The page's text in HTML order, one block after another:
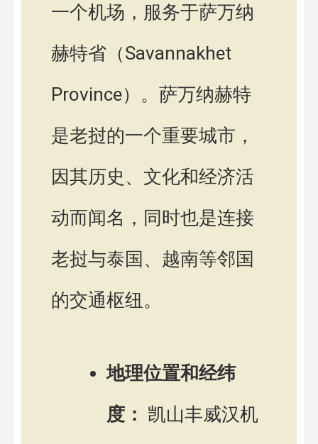
一个机场，服务于萨万纳
赫特省（Savannakhet
Province）。萨万纳赫特
是老挝的一个重要城市，
因其历史、文化和经济活
动而闻名，同时也是连接
老挝与泰国、越南等邻国
的交通枢纽。
地理位置和经纬
度： 凯山丰威汉机